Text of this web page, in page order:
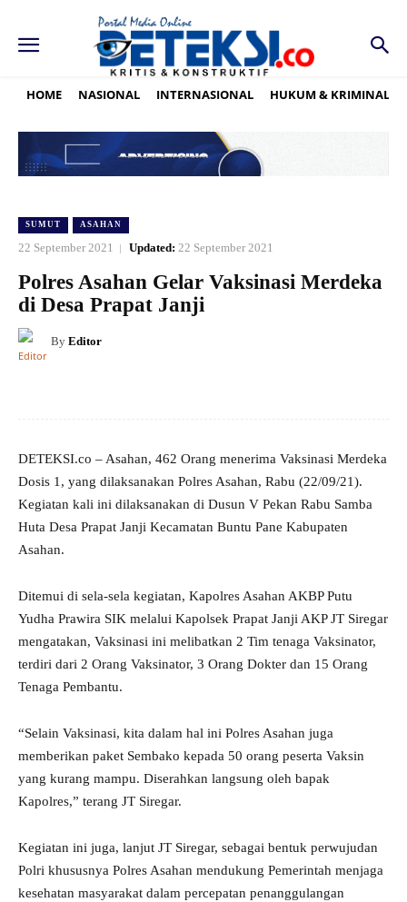
HOME NASIONAL INTERNASIONAL HUKUM & KRIMINAL
SUMUT ASAHAN
22 September 2021 Updated: 22 September 2021
Polres Asahan Gelar Vaksinasi Merdeka
di Desa Prapat Janji
By Editor
DETEKSI.co – Asahan, 462 Orang menerima Vaksinasi Merdeka
Dosis 1, yang dilaksanakan Polres Asahan, Rabu (22/09/21).
Kegiatan kali ini dilaksanakan di Dusun V Pekan Rabu Samba
Huta Desa Prapat Janji Kecamatan Buntu Pane Kabupaten
Asahan.
Ditemui di sela-sela kegiatan, Kapolres Asahan AKBP Putu
Yudha Prawira SIK melalui Kapolsek Prapat Janji AKP JT Siregar
mengatakan, Vaksinasi ini melibatkan 2 Tim tenaga Vaksinator,
terdiri dari 2 Orang Vaksinator, 3 Orang Dokter dan 15 Orang
Tenaga Pembantu.
“Selain Vaksinasi, kita dalam hal ini Polres Asahan juga
memberikan paket Sembako kepada 50 orang peserta Vaksin
yang kurang mampu. Diserahkan langsung oleh bapak
Kapolres,” terang JT Siregar.
Kegiatan ini juga, lanjut JT Siregar, sebagai bentuk perwujudan
Polri khususnya Polres Asahan mendukung Pemerintah menjaga
kesehatan masyarakat dalam percepatan penanggulangan